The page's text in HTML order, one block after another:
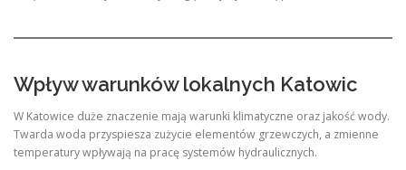
Wpływ warunków lokalnych Katowic
W Katowice duże znaczenie mają warunki klimatyczne oraz jakość wody.
Twarda woda przyspiesza zużycie elementów grzewczych, a zmienne
temperatury wpływają na pracę systemów hydraulicznych.